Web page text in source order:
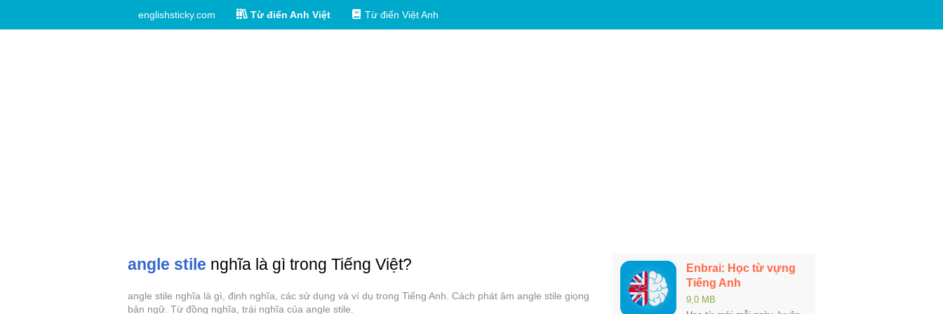
englishsticky.com Từ điển Anh Việt Từ điển Việt Anh
angle stile nghĩa là gì trong Tiếng Việt?
angle stile nghĩa là gì, định nghĩa, các sử dụng và ví dụ trong Tiếng Anh. Cách phát âm angle stile giọng
bản ngữ. Từ đồng nghĩa, trái nghĩa của angle stile.
Enbrai: Học từ vựng
Tiếng Anh
9,0 MB